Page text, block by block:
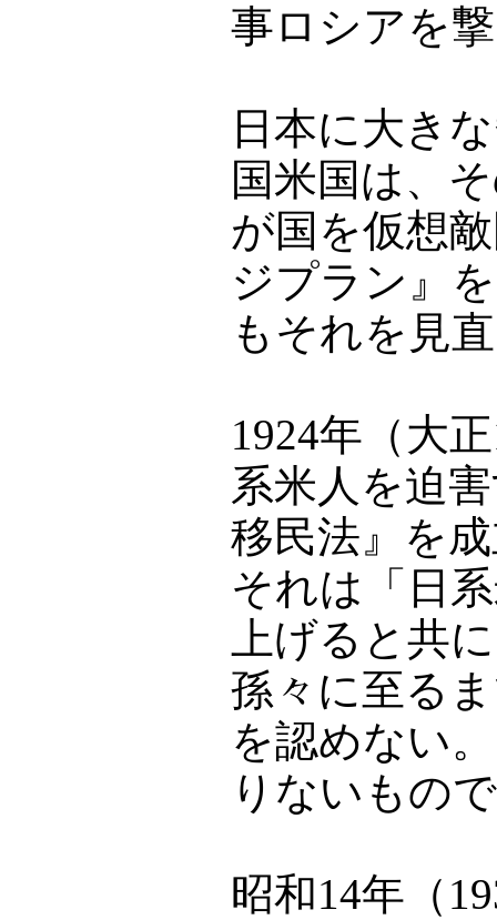
事ロシアを
日本に大き
国米国は、
が国を仮想
ジプラン』
もそれを見
1924年（大
系米人を迫
移民法』を
それは「日
上げると共
孫々に至る
を認めない
りないもの
昭和14年（